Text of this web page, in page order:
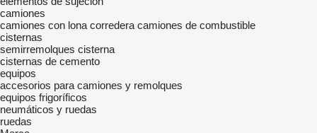
camiones
camiones con lona corredera camiones de combustible
cisternas
semirremolques cisterna
cisternas de cemento
equipos
accesorios para camiones y remolques
equipos frigoríficos
neumáticos y ruedas
ruedas